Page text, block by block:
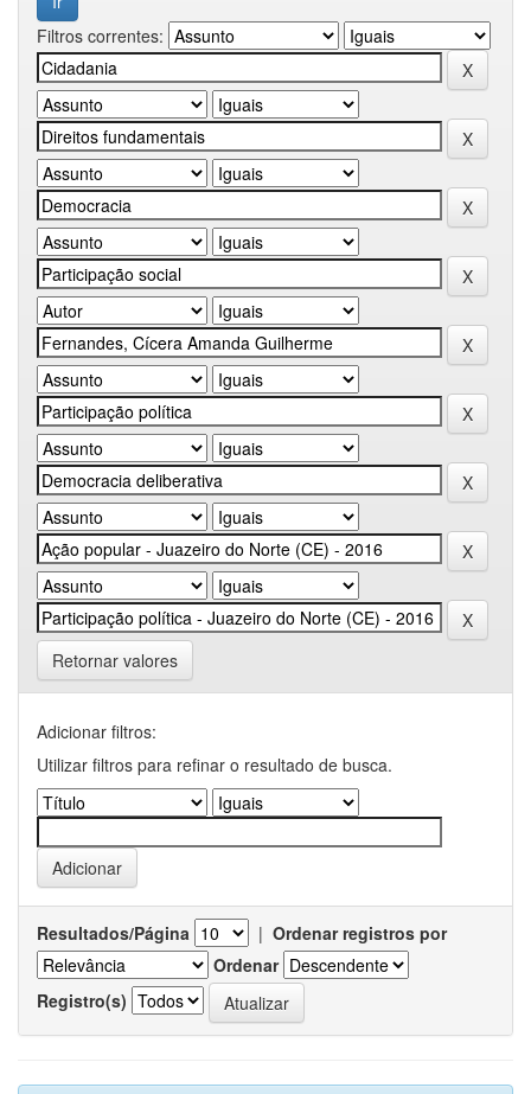
Filtros correntes:
Retornar valores
Adicionar filtros:
Utilizar filtros para refinar o resultado de busca.
Resultados/Página | Ordenar registros por
Ordenar
Registro(s)